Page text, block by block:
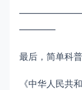
————
最后，简单科
《中华人民共